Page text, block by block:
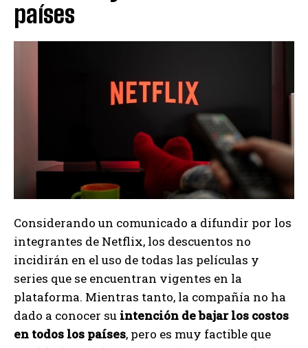
países
Considerando un comunicado a difundir por los
integrantes de Netflix, los descuentos no
incidirán en el uso de todas las películas y
series que se encuentran vigentes en la
plataforma. Mientras tanto, la compañía no ha
dado a conocer su intención de bajar los costos
en todos los países, pero es muy factible que